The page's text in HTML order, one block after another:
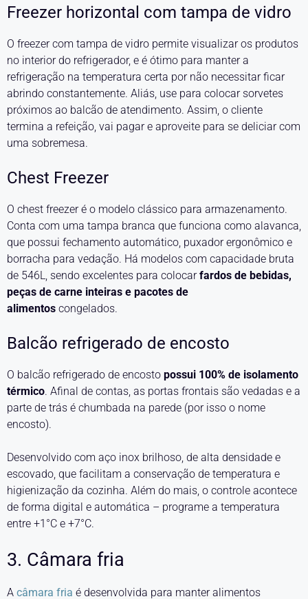
Freezer horizontal com tampa de vidro
O freezer com tampa de vidro permite visualizar os produtos
no interior do refrigerador, e é ótimo para manter a
refrigeração na temperatura certa por não necessitar ficar
abrindo constantemente. Aliás, use para colocar sorvetes
próximos ao balcão de atendimento. Assim, o cliente
termina a refeição, vai pagar e aproveite para se deliciar com
uma sobremesa.
Chest Freezer
O chest freezer é o modelo clássico para armazenamento.
Conta com uma tampa branca que funciona como alavanca,
que possui fechamento automático, puxador ergonômico e
borracha para vedação. Há modelos com capacidade bruta
de 546L, sendo excelentes para colocarfardos de bebidas,
peças de carne inteiras e pacotes de
alimentos congelados.
Balcão refrigerado de encosto
O balcão refrigerado de encosto possui 100% de isolamento
térmico. Afinal de contas, as portas frontais são vedadas e a
parte de trás é chumbada na parede (por isso o nome
encosto).
Desenvolvido com aço inox brilhoso, de alta densidade e
escovado, que facilitam a conservação de temperatura e
higienização da cozinha. Além do mais, o controle acontece
de forma digital e automática – programe a temperatura
entre +1°C e +7°C.
3. Câmara fria
A câmara fria é desenvolvida para manter alimentos